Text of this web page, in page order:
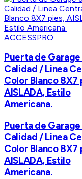
ACCESSPRO
Puerta de
Calidad / Linea
Color Blanco 8X7
AISLADA, Estilo
Americana.
Puerta de
Calidad / Linea
Color Blanco 8X7
AISLADA, Estilo
Americana.